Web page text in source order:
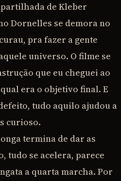
de Kleber
Dornelles se demora no
pra fazer a gente
universo. O filme se
que eu cheguei ao
era o objetivo final. E
tudo aquilo ajudou a
curioso.
termina de dar as
tudo se acelera, parece
a quarta marcha. Por